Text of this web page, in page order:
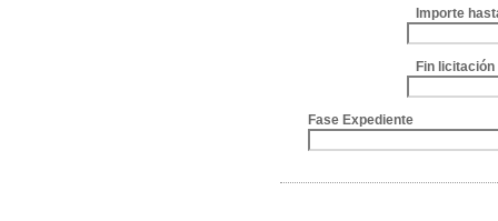
Importe
Fin
Fase Expediente